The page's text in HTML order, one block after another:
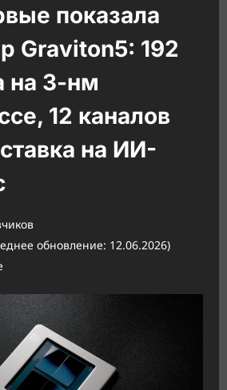
показала
Graviton5: 192
на 3-нм
12 каналов
на ИИ-
обновление: 12.06.2026)